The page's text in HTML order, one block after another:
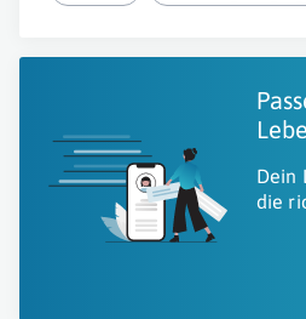
Dein
die